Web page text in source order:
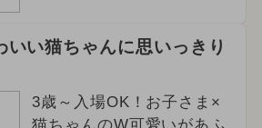
いい猫ちゃんに思いっきり
3歳～入場OK！お子さま×